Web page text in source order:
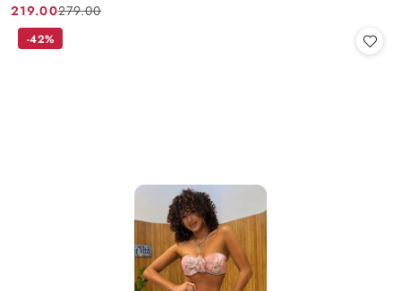
Cena
promocyjna:
219.00
Cena
przed
279.00
-42%